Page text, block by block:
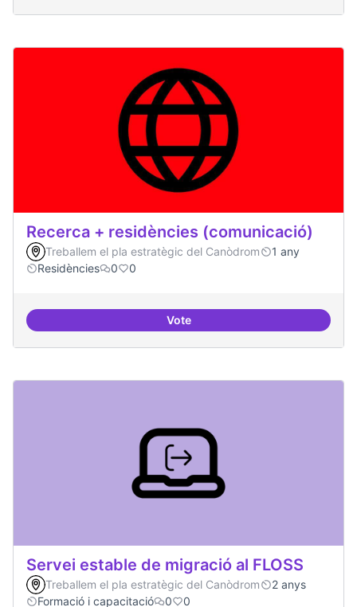
Recerca + residències (comunicació)
Treballem el pla estratègic del Canòdrom
1 any
Residències
0 0
VoteRecerca + residències
Servei estable de migració al FLOSS
Treballem el pla estratègic del Canòdrom
2 anys
Formació i capacitació
0 0